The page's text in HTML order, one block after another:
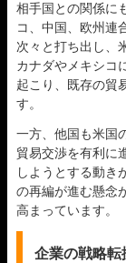
相手国との関係に
コ、中国、欧州連
次々と打ち出し、
カナダやメキシコ
起こり、既存の貿
す。
一方、他国も米国
貿易交渉を有利に
しようとする動き
の再編が進む懸念
高まっています。
企業の戦略転